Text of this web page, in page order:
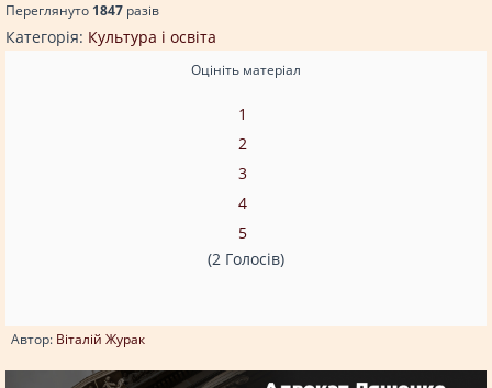
Переглянуто 1847 разiв
Категорія: Культура і освіта
Оцініть матеріал
1
2
3
4
5
(2 Голосів)
Автор: Віталій Журак